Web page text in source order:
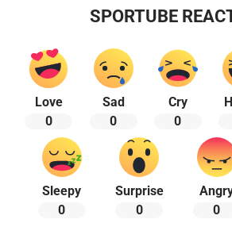
SPORTUBE
Love
0
Sad
0
Cry
0
Sleepy
0
Surprise
0
0